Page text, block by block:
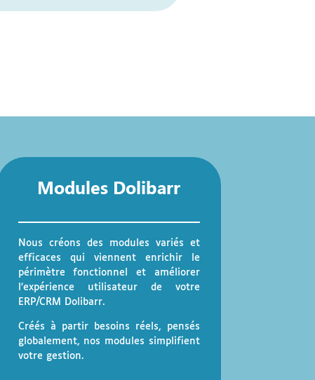
Modules Dolibarr
Nous créons des modules variés et
efficaces qui viennent enrichir le
périmètre fonctionnel et améliorer
l’expérience utilisateur de votre
ERP/CRM Dolibarr.
Créés à partir besoins réels, pensés
globalement, nos modules simplifient
votre gestion.